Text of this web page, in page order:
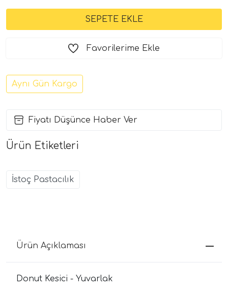
Favorilerime Ekle
Aynı Gün Kargo
Fiyatı Düşünce Haber Ver
Ürün Etiketleri
İstoç Pastacılık
Ürün Açıklaması
Donut Kesici - Yuvarlak